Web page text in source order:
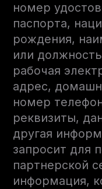
номер
паспорта,
рождения,
или
рабочая
адрес,
номер
реквизиты,
другая
запросит для
партнерской
информация,